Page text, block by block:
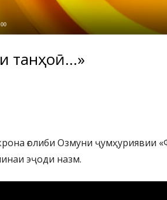
танҳоӣ…»
ғолиби Озмуни ҷумҳуриявии
эҷоди назм.